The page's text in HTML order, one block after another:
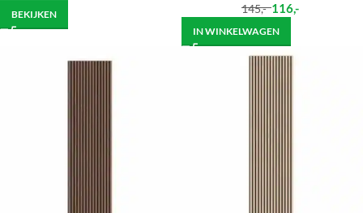
BEKIJKEN 145,- 116,-
IN WINKELWAGEN